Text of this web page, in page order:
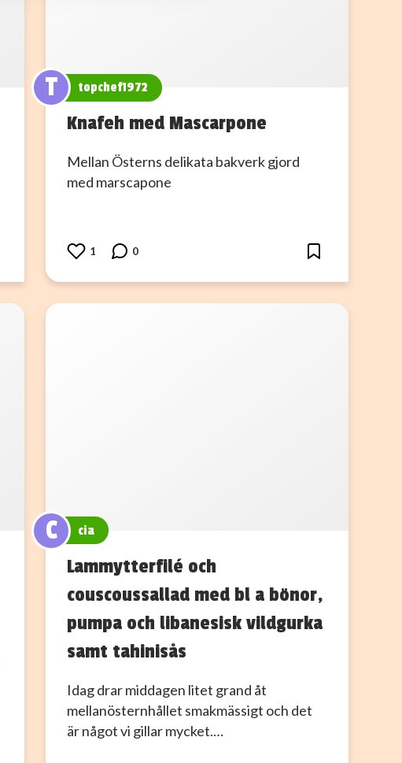
T topchef1972
Knafeh med Mascarpone
Mellan Österns delikata bakverk gjord
med marscapone
1 0
C cia
Lammytterfilé och
couscoussallad med bl a bönor,
pumpa och libanesisk vildgurka
samt tahinisås
Idag drar middagen litet grand åt
mellanösternhållet smakmässigt och det
är något vi gillar mycket.…